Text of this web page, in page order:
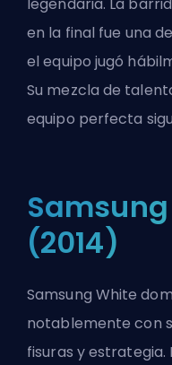
legendaria. La
en la final fue una
el equipo jugó
Su mezcla de
equipo perfecta
(2014)
Samsung White
notablemente con
fisuras y